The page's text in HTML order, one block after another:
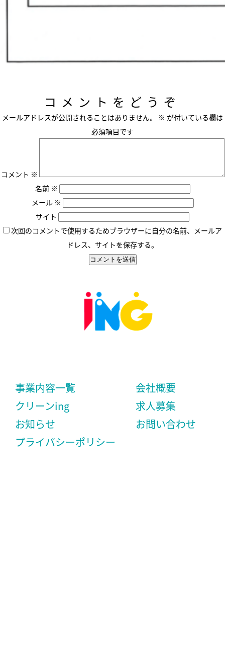
コメントをどうぞ
メールアドレスが公開されることはありません。 ※ が付いている欄は
必須項目です
コメント ※
名前 ※
メール ※
サイト
次回のコメントで使用するためブラウザーに自分の名前、メールア
ドレス、サイトを保存する。
事業内容一覧
会社概要
クリーンing
求人募集
お知らせ
お問い合わせ
プライバシーポリシー